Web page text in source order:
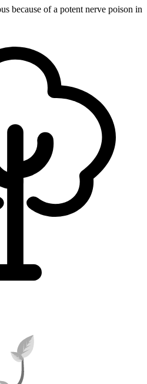
because of a potent nerve poison in